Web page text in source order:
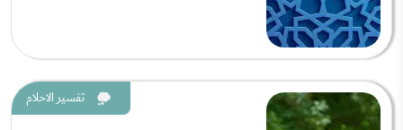
تفسير الاحلام